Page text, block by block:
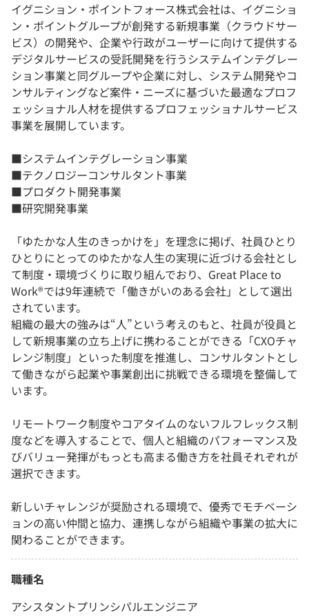
イグニション・ポイントフォース株式会社は、イグニショ
ン・ポイントグループが創発する新規事業（クラウドサー
ビス）の開発や、企業や行政がユーザーに向けて提供する
デジタルサービスの受託開発を行うシステムインテグレー
ション事業と同グループや企業に対し、システム開発やコ
ンサルティングなど案件・ニーズに基づいた最適なプロフ
ェッショナル人材を提供するプロフェッショナルサービス
事業を展開しています。
■システムインテグレーション事業
■テクノロジーコンサルタント事業
■プロダクト開発事業
■研究開発事業
「ゆたかな人生のきっかけを」を理念に掲げ、社員ひとり
ひとりにとってのゆたかな人生の実現に近づける会社とし
て制度・環境づくりに取り組んでおり、Great Place to
Work®️では9年連続で「働きがいのある会社」として選出
されています。
組織の最大の強みは“人”という考えのもと、社員が役員と
して新規事業の立ち上げに携わることができる「CXOチャ
レンジ制度」といった制度を推進し、コンサルタントとし
て働きながら起業や事業創出に挑戦できる環境を整備して
います。
リモートワーク制度やコアタイムのないフルフレックス制
度などを導入することで、個人と組織のパフォーマンス及
びバリュー発揮がもっとも高まる働き方を社員それぞれが
選択できます。
新しいチャレンジが奨励される環境で、優秀でモチベーシ
ョンの高い仲間と協力、連携しながら組織や事業の拡大に
関わることができます。
職種名
アシスタントプリンシパルエンジニア